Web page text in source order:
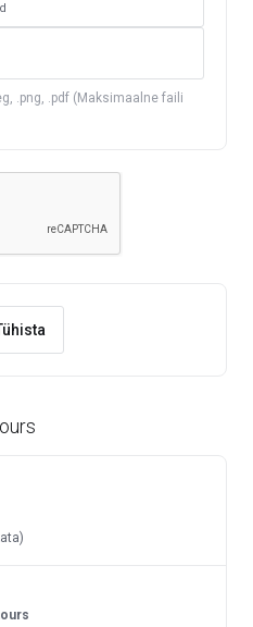
)
.png, .pdf (Maksimaalne faili